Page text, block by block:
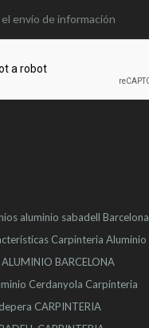
envío de información
aluminio sabadell Barcelona
Carpinteria Aluminio
BARCELONA
Cerdanyola Carpinteria
CARPINTERIA